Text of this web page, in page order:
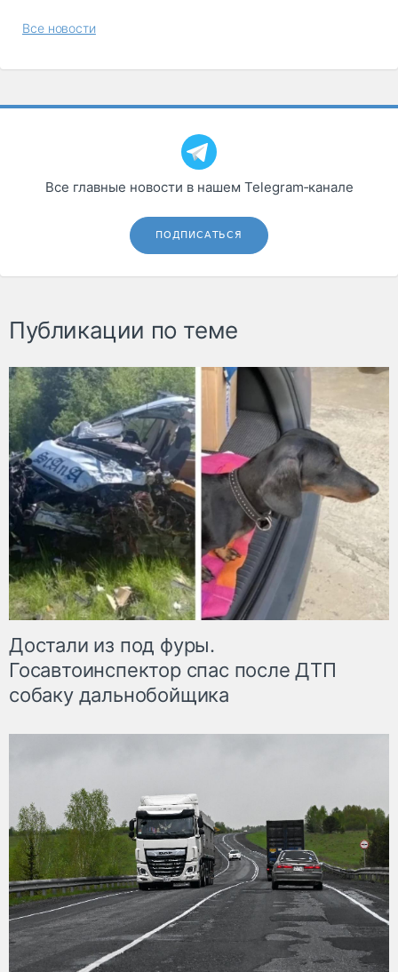
Все новости
Все главные новости в нашем Telegram‑канале
ПОДПИСАТЬСЯ
Публикации по теме
Достали из под фуры.
Госавтоинспектор спас после ДТП
собаку дальнобойщика